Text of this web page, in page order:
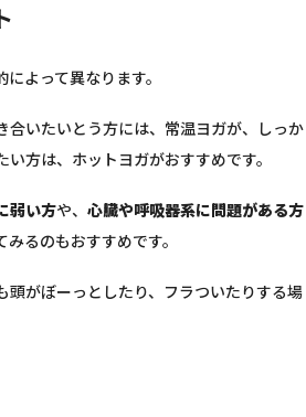
よって異なります。
いたいとう方には、常温ヨガが、しっか
方は、ホットヨガがおすすめです。
弱い方や、 心臓や呼吸器系に問題がある方
るのもおすすめです。
がぼーっとしたり、フラついたりする場